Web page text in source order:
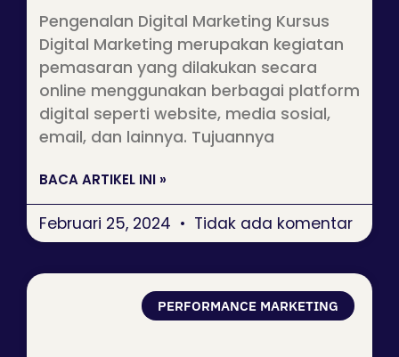
Pengenalan Digital Marketing Kursus
Digital Marketing merupakan kegiatan
pemasaran yang dilakukan secara
online menggunakan berbagai platform
digital seperti website, media sosial,
email, dan lainnya. Tujuannya
BACA ARTIKEL INI »
Februari 25, 2024 Tidak ada komentar
PERFORMANCE MARKETING